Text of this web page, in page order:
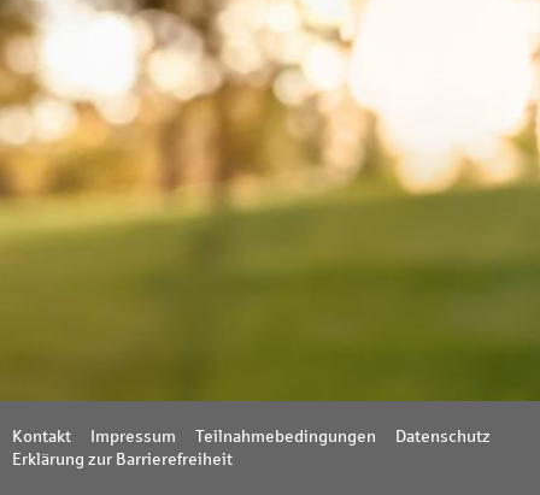
Kontakt Impressum Teilnahmebedingungen
Datenschutz
Erklärung zur Barrierefreiheit